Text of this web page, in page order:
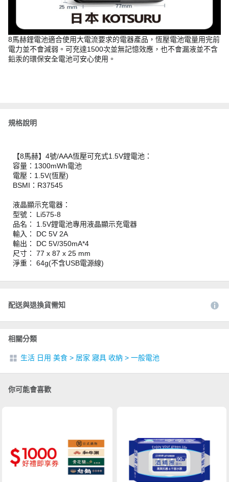
8馬赫鋰電池適合使用大電流要求的電器產品，恆壓電池電量用完前
電力並不會減弱。可充達1500次並無記憶效應，也不會漏液並不含
鉛汞的環保安全電池可安心使用。
規格說明
【8馬赫】4號/AAA恆壓可充式1.5V鋰電池：
容量：1300mWh電池
電壓：1.5V(恆壓)
BSMI：R37545
液晶顯示充電器：
型號： Li575-8
品名： 1.5V鋰電池專用液晶顯示充電器
輸入： DC 5V 2A
輸出： DC 5V/350mA*4
尺寸： 77 x 87 x 25 mm
淨重： 64g(不含USB電源線)
配送與退換貨需知
相關分類
生活 日用 美食 > 居家 寢具 收納 > 一般電池
你可能會喜歡